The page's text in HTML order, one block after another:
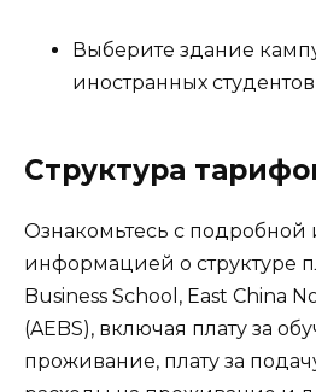
Выберите здание
иностранных студентов
Структура
Ознакомьтесь с подробной
информацией о структуре
Business School, East China
(AEBS), включая плату за
проживание, плату за